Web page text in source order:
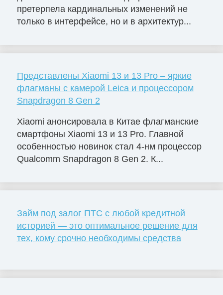
претерпела кардинальных изменений не
только в интерфейсе, но и в архитектур...
Представлены Xiaomi 13 и 13 Pro – яркие
флагманы с камерой Leica и процессором
Snapdragon 8 Gen 2
Xiaomi анонсировала в Китае флагманские
смартфоны Xiaomi 13 и 13 Pro. Главной
особенностью новинок стал 4-нм процессор
Qualcomm Snapdragon 8 Gen 2. К...
Займ под залог ПТС с любой кредитной
историей — это оптимальное решение для
тех, кому срочно необходимы средства